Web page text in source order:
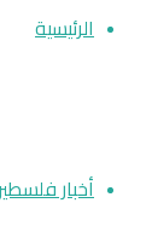
الرئيسية
أخبار